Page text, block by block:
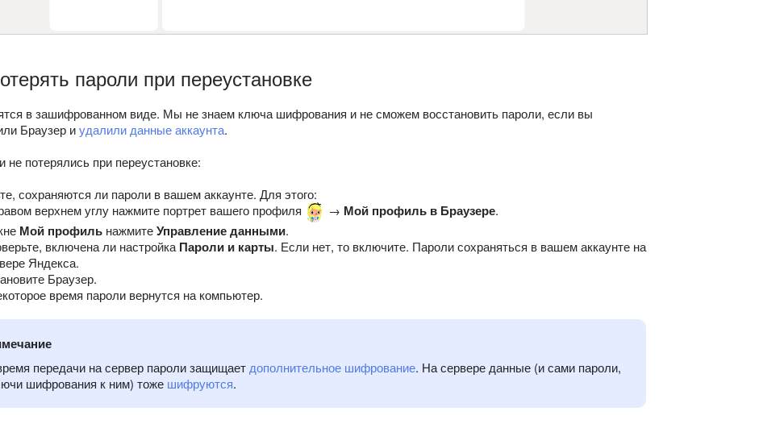
пароли при переустановке
в зашифрованном виде. Мы не знаем ключа шифрования и не сможем восстановить пароли, если вы
Браузер иудалили данные аккаунта.
не потерялись при переустановке:
сохраняются ли пароли в вашем аккаунте. Для этого:
верхнем углу нажмите портрет вашего профиля
→ Мой профиль в Браузере.
Мой профиль нажмитеУправление данными.
включена ли настройка Пароли и карты. Если нет, то включите. Пароли сохраняться в вашем аккаунте на
Яндекса.
Браузер.
время пароли вернутся на компьютер.
передачи на сервер пароли защищает дополнительное шифрование. На сервере данные (и сами пароли,
шифрования к ним) тоже шифруются.